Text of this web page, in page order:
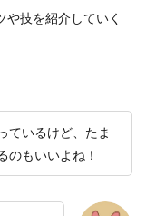
技を紹介していく
ているけど、たま
のもいいよね！